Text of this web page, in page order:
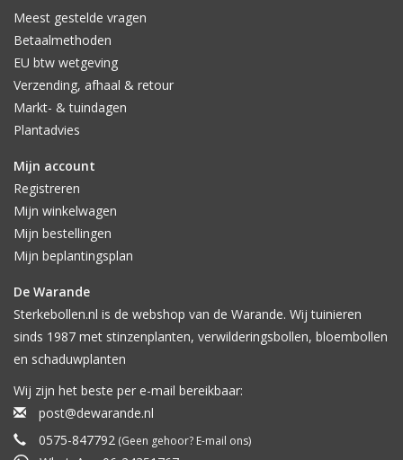
Meest gestelde vragen
Betaalmethoden
EU btw wetgeving
Verzending, afhaal & retour
Markt- & tuindagen
Plantadvies
Mijn account
Registreren
Mijn winkelwagen
Mijn bestellingen
Mijn beplantingsplan
De Warande
Sterkebollen.nl is de webshop van de Warande. Wij tuinieren
sinds 1987 met stinzenplanten, verwilderingsbollen, bloembollen
en schaduwplanten
Wij zijn het beste per e-mail bereikbaar:
post@dewarande.nl
0575-847792 (Geen gehoor? E-mail ons)